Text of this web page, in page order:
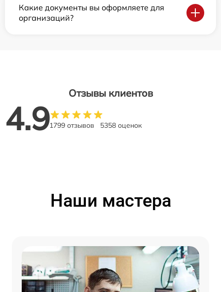
Какие документы вы оформляете для
организаций?
Отзывы клиентов
4.91799 отзывов 5358 оценок
Наши мастера